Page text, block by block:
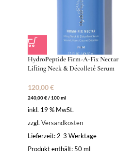
HydroPeptide Firm-A-Fix Nectar
Lifting Neck & Décolleté Serum
120,00€
240,00€/ 100ml
inkl. 19 % MwSt.
zzgl. Versandkosten
Lieferzeit: 2-3 Werktage
Produkt enthält: 50 ml